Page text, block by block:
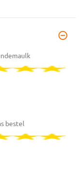
bestel